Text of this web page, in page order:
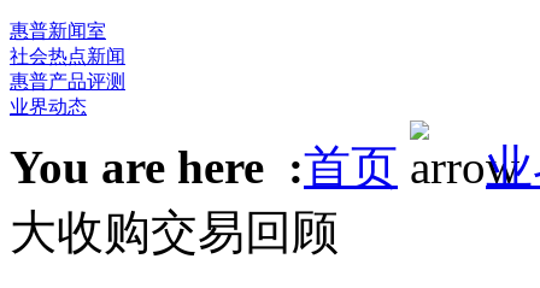
惠普新闻室
社会热点新闻
惠普产品评测
业界动态
You are here :首页
大收购交易回顾